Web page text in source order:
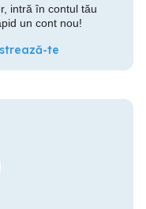
intră în contul tău
un cont nou!
te